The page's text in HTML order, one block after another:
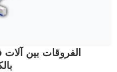
الفروقات بين آلات